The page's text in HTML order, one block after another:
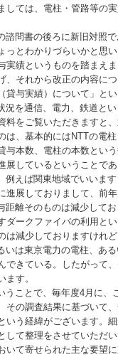
しては、電柱・管路等の
問書の後ろに新旧対照
っとわかりづらいかと思
実績というものを踏まえ
、それから改正の内容に
与実績）について」と
を通信、電力、鉄道と
料をご覧いただきますと
は、基本的には NTTの電
本数、電柱の本数とい
しているということであ
えば関東地域でいいま
展しておりまして、前
離そのものは減少して
ダークファイバの利用と
は減少しておりますけれ
いは東京電力の電柱、あ
できている。したがって
す。
ことで、毎年度4月に、
その調査結果に基づいて
いう経緯がございます。
して整理をさせていただ
て寄せられた主な要望